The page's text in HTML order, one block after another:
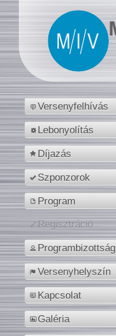
Versenyfelhívás
Lebonyolítás
Díjazás
Szponzorok
Program
Regisztráció
Programbizottság
Versenyhelyszín
Kapcsolat
Galéria